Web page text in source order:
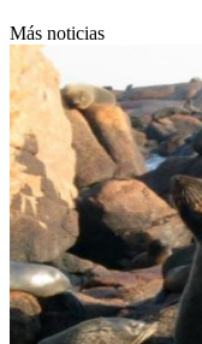
Más noticias